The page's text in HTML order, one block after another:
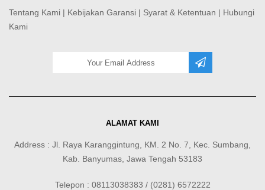
Tentang Kami | Kebijakan Garansi | Syarat & Ketentuan | Hubungi
Kami
ALAMAT KAMI
Address : Jl. Raya Karanggintung, KM. 2 No. 7, Kec. Sumbang,
Kab. Banyumas, Jawa Tengah 53183
Telepon : 08113038383 / (0281) 6572222